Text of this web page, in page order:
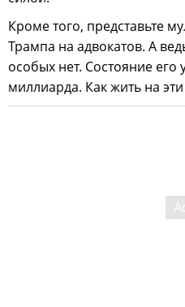
Кроме того, представьте
Трампа на адвокатов. А
особых нет. Состояние его
миллиарда. Как жить на